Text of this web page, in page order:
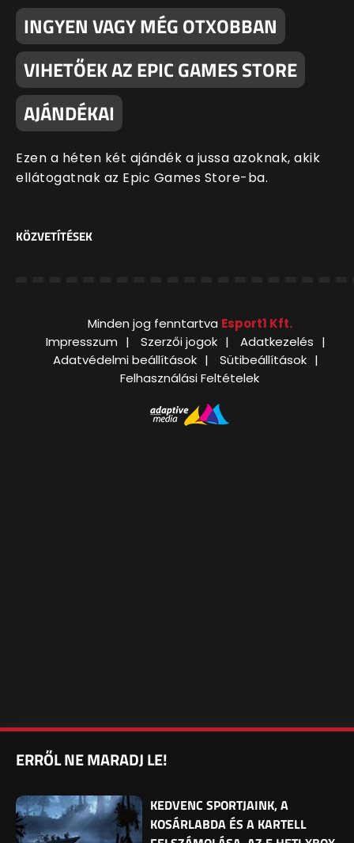
INGYEN VAGY MÉG OTXOBBAN
VIHETŐEK AZ EPIC GAMES STORE
AJÁNDÉKAI
Ezen a héten két ajándék a jussa azoknak, akik
ellátogatnak az Epic Games Store-ba.
KÖZVETÍTÉSEK
Minden jog fenntartva Esport1 Kft.
Impresszum
Szerzői jogok
Adatkezelés
Adatvédelmi beállítások
Sütibeállítások
Felhasználási Feltételek
ERRŐL NE MARADJ LE!
KEDVENC SPORTJAINK, A
KOSÁRLABDA ÉS A KARTELL